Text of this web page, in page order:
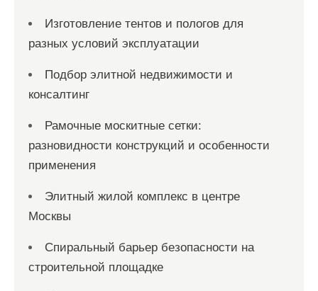
Изготовление тентов и пологов для
разных условий эксплуатации
Подбор элитной недвижимости и
консалтинг
Рамочные москитные сетки:
разновидности конструкций и особенности
применения
Элитный жилой комплекс в центре
Москвы
Спиральный барьер безопасности на
строительной площадке